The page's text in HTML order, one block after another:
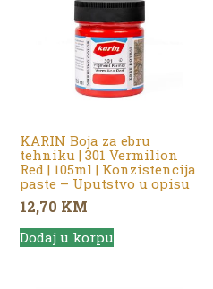
KARIN Boja za ebru
tehniku | 301 Vermilion
Red | 105ml | Konzistencija
paste – Uputstvo u opisu
12,70 KM
Dodaj u korpu